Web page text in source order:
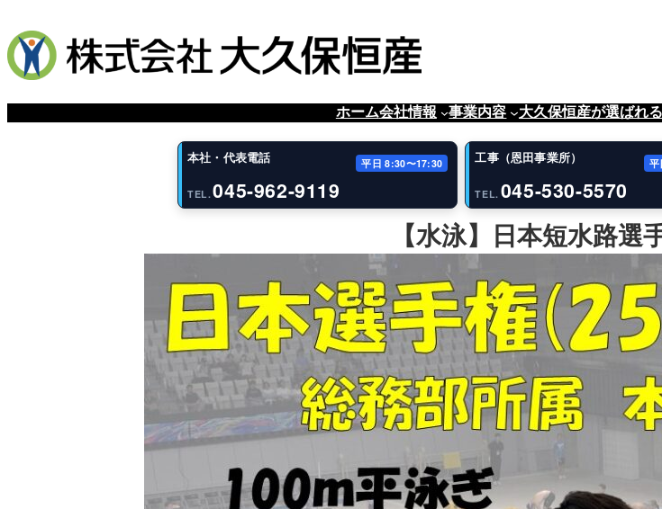
ホーム会社情報 事業内容 大久保恒産が選ばれ
本社・代表電話 平日 8:30〜17:30
TEL.045-962-9119
工事（恩田事業所） 平
TEL. 045-530-5570
【水泳】日本短水路